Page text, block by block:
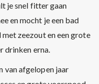
je snel fitter gaan
en mocht je een bad
zeezout en een grote
drinken erna.
van afgelopen jaar